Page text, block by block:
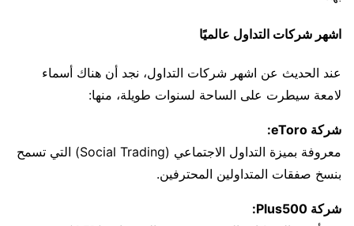
اشهر شركات التداول عالميًا
عند الحديث عن اشهر شركات التداول، نجد أن هناك أسماء
لامعة سيطرت على الساحة لسنوات طويلة، منها:
شركة eToro:
معروفة بميزة التداول الاجتماعي (Social Trading) التي تسمح
بنسخ صفقات المتداولين المحترفين.
شركة Plus500: